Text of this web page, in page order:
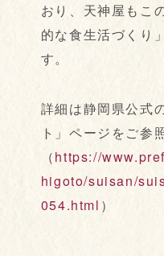
おり、天神屋もこ
的な食生活づくり
す。
詳細は静岡県公式
ト」ページをご参
（https://
higoto/suisan/
054.html ）